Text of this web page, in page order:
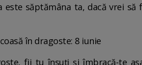
este săptămâna ta, dacă vrei
în dragoste: 8 iunie
fii tu însuți și îmbracă-te